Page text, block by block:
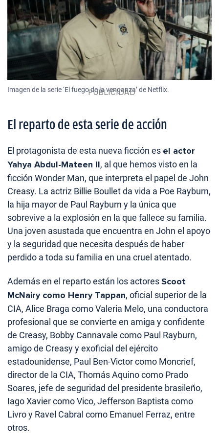
Imagen de la serie ‘El fuego de la venganza’ de Netflix.
El reparto de esta serie de acción
El protagonista de esta nueva ficción es el actor
Yahya Abdul-Mateen II, al que hemos visto en la
ficción Wonder Man, que interpreta el papel de John
Creasy. La actriz Billie Boullet da vida a Poe Rayburn,
la hija mayor de Paul Rayburn y la única que
sobrevive a la explosión en la que fallece su familia.
Una joven asustada que encuentra en John el apoyo
y la seguridad que necesita después de haber
perdido a toda su familia en una cruel atentado.
Además en el reparto están los actoresScoot
McNairy como Henry Tappan, oficial superior de la
CIA, Alice Braga como Valeria Melo, una conductora
profesional que se convierte en amiga y confidente
de Creasy, Bobby Cannavale como Paul Rayburn,
amigo de Creasy y exoficial del ejército
estadounidense, Paul Ben-Victor como Moncrief,
director de la CIA, Thomás Aquino como Prado
Soares, jefe de seguridad del presidente brasileño,
Iago Xavier como Vico, Jefferson Baptista como
Livro y Ravel Cabral como Emanuel Ferraz, entre
otros.